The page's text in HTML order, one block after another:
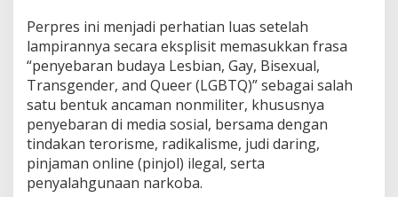
m
a
n
N
o
n
m
i
i
t
Perpres ini menjadi perhatian luas setelah
lampirannya secara eksplisit memasukkan frasa
“penyebaran budaya Lesbian, Gay, Bisexual,
Transgender, and Queer (LGBTQ)” sebagai salah
satu bentuk ancaman nonmiliter, khususnya
penyebaran di media sosial, bersama dengan
tindakan terorisme, radikalisme, judi daring,
pinjaman online (pinjol) ilegal, serta
penyalahgunaan narkoba.